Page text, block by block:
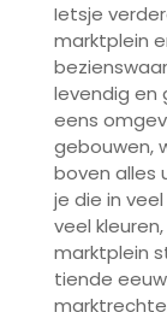
Ietsje
marktplein
levendig en
eens
gebouwen,
boven alles
je die in
veel
marktplein
tiende